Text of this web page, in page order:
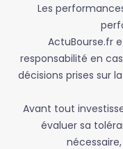
Les
ActuBourse.fr
responsabilité en
décisions prises sur
Avant tout
évaluer sa